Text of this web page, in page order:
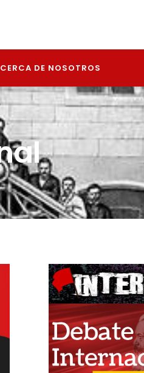
DE NOSOTROS